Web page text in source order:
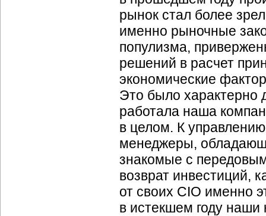
рынок стал более
именно рыночные
популизма,
решений в расчет
экономические
Это было характерно
работала наша
в целом. К
менеджеры,
знакомые с
возврат инвестиций,
от своих CIO именно
в истекшем году наши